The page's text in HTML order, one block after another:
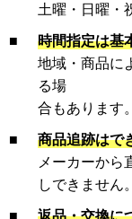
土曜・日曜・
■
時間指定は基
地域・商品に
る場
合もあります
■
商品追跡はで
メーカーから
しできません。